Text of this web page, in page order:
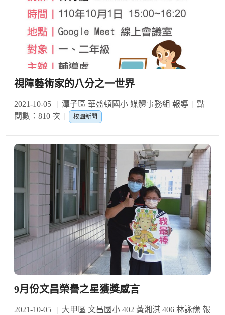
視障藝術家的八分之一世界
2021-10-05 潭子區 華盛頓國小 媒體事務組 報導
點
閱數：810 次
校園新聞
9月份文昌榮譽之星獲獎感言
2021-10-05
大甲區 文昌國小 402 黃湘淇 406 林詠豫 報